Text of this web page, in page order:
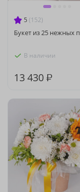
5 (152)
Букет из 25 нежных
В наличии
13 430 ₽